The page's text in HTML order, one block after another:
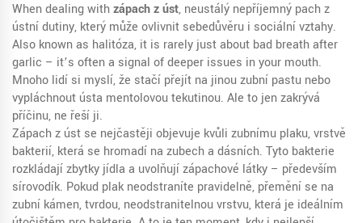
When dealing withzápach z úst, neustálý nepříjemný pach z
ústní dutiny, který může ovlivnit sebedůvěru i sociální vztahy.
Also known as halitóza, it is rarely just about bad breath after
garlic – it’s often a signal of deeper issues in your mouth.
Mnoho lidí si myslí, že stačí přejít na jinou zubní pastu nebo
vypláchnout ústa mentolovou tekutinou. Ale to jen zakrývá
příčinu, ne řeší ji.
Zápach z úst se nejčastěji objevuje kvůli zubnímu plaku,vrstvě
bakterií, která se hromadí na zubech a dásních. Tyto bakterie
rozkládají zbytky jídla a uvolňují zápachové látky – především
sírovodík. Pokud plak neodstraníte pravidelně, přemění se na
zubní kámen,tvrdou, neodstranitelnou vrstvu, která je ideálním